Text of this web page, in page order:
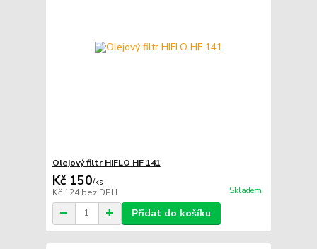
Olejový filtr HIFLO HF 141
Kč 150/ks
Kč 124bez DPH Skladem
Přidat do košíku